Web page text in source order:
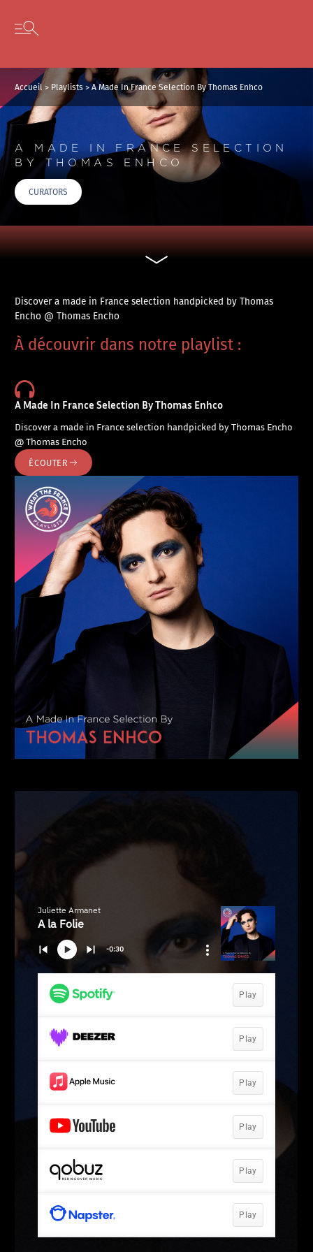
Skip to content
Open secondary menu
Accueil> Playlists >A Made In France Selection By Thomas Enhco
A MADE IN FRANCE SELECTION
BY THOMAS ENHCO
CURATORS
Discover a made in France selection handpicked by Thomas
Encho @ Thomas Encho
À découvrir dans notre playlist :
A Made In France Selection By Thomas Enhco
Discover a made in France selection handpicked by Thomas Encho
@ Thomas Encho
ÉCOUTER